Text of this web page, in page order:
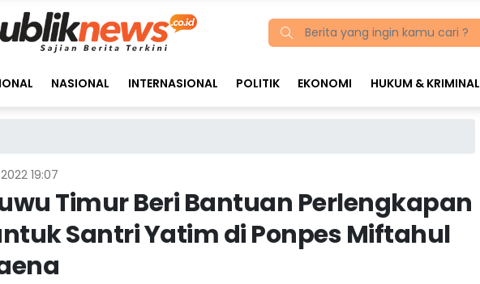
NASIONAL INTERNASIONAL POLITIK EKONOMI HUKUM & KRIMINAL
19:07
Timur Beri Bantuan Perlengkapan
Santri Yatim di Ponpes Miftahul